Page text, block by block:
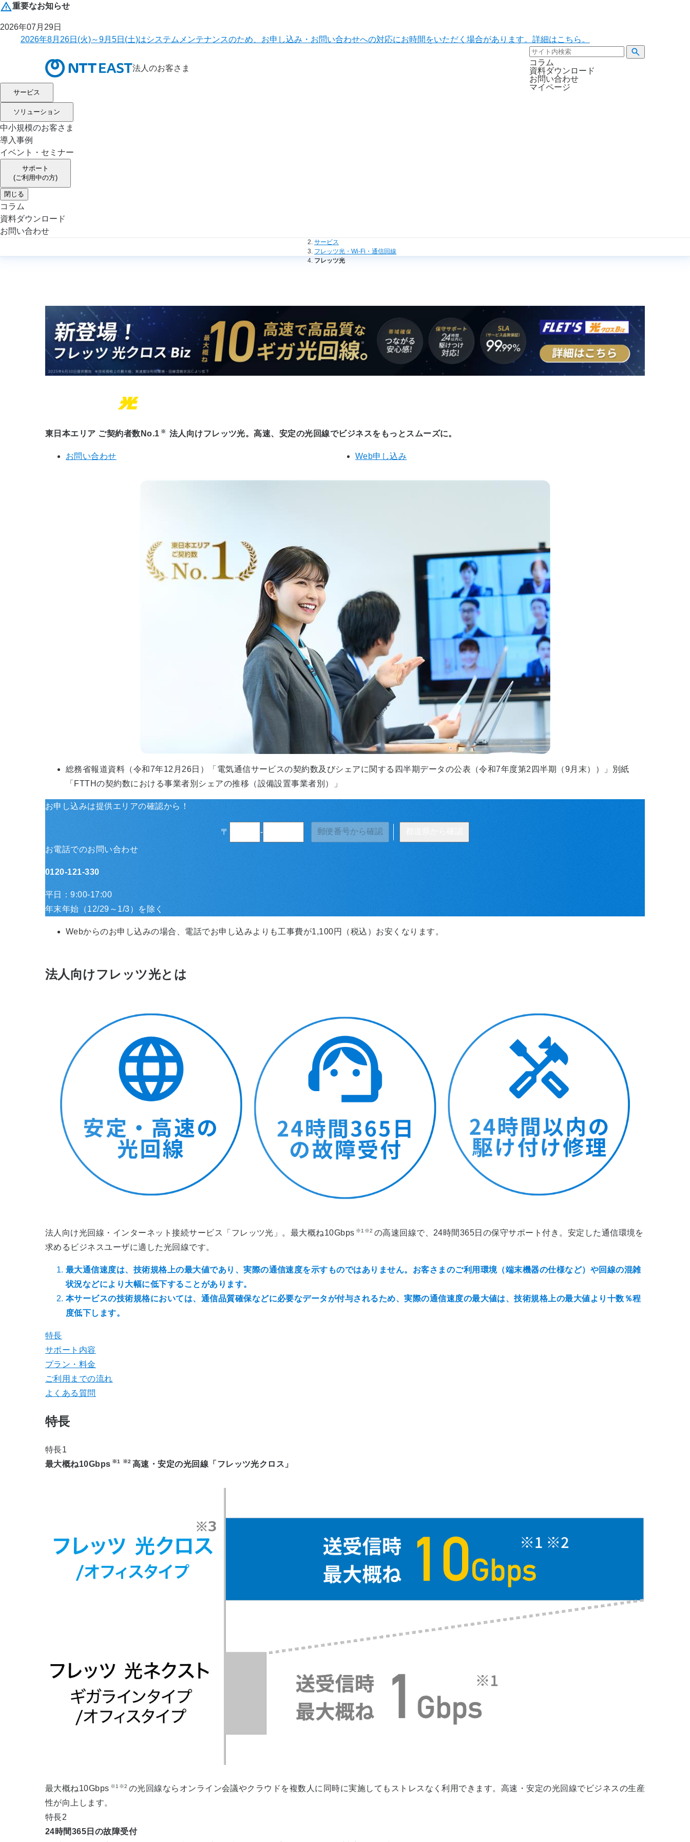
重要なお知らせ
2026年07月29日
2026年8月26日(火)～9月5日(土)はシステムメンテナンスのため、お申し込み・お問い合わせへの対応にお時間をいただく場合があります。詳細はこちら。
法人のお客さま
コラム
資料ダウンロード
お問い合わせ
マイページ
サービス
ソリューション
中小規模のお客さま
導入事例
イベント・セミナー
サポート
(ご利用中の方)
閉じる
コラム
資料ダウンロード
お問い合わせ
サービス
フレッツ光・Wi-Fi・通信回線
フレッツ光
東日本エリア ご契約者数No.1 ※ 法人向けフレッツ光。高速、安定の光回線でビジネスをもっとスムーズに。
お問い合わせ Web申し込み
総務省報道資料（令和7年12月26日）「電気通信サービスの契約数及びシェアに関する四半期データの公表（令和7年度第2四半期（9月末））」別紙
「FTTHの契約数における事業者別シェアの推移（設備設置事業者別）」
お申し込みは提供エリアの確認から！
〒 - 郵便番号から確認
お電話でのお問い合わせ
0120-121-330
平日：9:00-17:00
年末年始（12/29～1/3）を除く
Webからのお申し込みの場合、電話でお申し込みよりも工事費が1,100円（税込）お安くなります。
法人向けフレッツ光とは
法人向け光回線・インターネット接続サービス「フレッツ光」。最大概ね10Gbps ※1※2 の高速回線で、24時間365日の保守サポート付き。安定した通信環境を
求めるビジネスユーザに適した光回線です。
最大通信速度は、技術規格上の最大値であり、実際の通信速度を示すものではありません。お客さまのご利用環境（端末機器の仕様など）や回線の混雑
状況などにより大幅に低下することがあります。
本サービスの技術規格においては、通信品質確保などに必要なデータが付与されるため、実際の通信速度の最大値は、技術規格上の最大値より十数％程
度低下します。
特長
サポート内容
プラン・料金
ご利用までの流れ
よくある質問
特長
特長1
最大概ね10Gbps ※1 ※2 高速・安定の光回線「フレッツ光クロス」
最大概ね10Gbps ※1※2 の光回線ならオンライン会議やクラウドを複数人に同時に実施してもストレスなく利用できます。高速・安定の光回線でビジネスの生産
性が向上します。
特長2
24時間365日の故障受付